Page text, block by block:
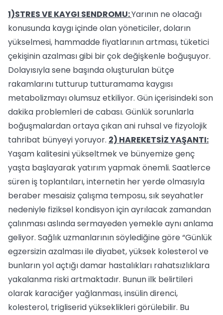
1)STRES VE KAYGI SENDROMU:Yarının ne olacağı
konusunda kaygı içinde olan yöneticiler, doların
yükselmesi, hammadde fiyatlarının artması, tüketici
çekişinin azalması gibi bir çok değişkenle boğuşuyor.
Dolayısıyla sene başında oluşturulan bütçe
rakamlarını tutturup tutturamama kaygısı
metabolizmayı olumsuz etkiliyor. Gün içerisindeki son
dakika problemleri de cabası. Günlük sorunlarla
boğuşmalardan ortaya çıkan ani ruhsal ve fizyolojik
tahribat bünyeyi yoruyor. 2) HAREKETSİZ YAŞANTI:
Yaşam kalitesini yükseltmek ve bünyemize genç
yaşta başlayarak yatırım yapmak önemli. Saatlerce
süren iş toplantıları, internetin her yerde olmasıyla
beraber mesaisiz çalışma temposu, sık seyahatler
nedeniyle fiziksel kondisyon için ayrılacak zamandan
çalınması aslında sermayeden yemekle aynı anlama
geliyor. Sağlık uzmanlarının söylediğine göre “Günlük
egzersizin azalması ile diyabet, yüksek kolesterol ve
bunların yol açtığı damar hastalıkları rahatsızlıklara
yakalanma riski artmaktadır. Bunun ilk belirtileri
olarak karaciğer yağlanması, insülin direnci,
kolesterol, trigliserid yükseklikleri görülebilir. Bu